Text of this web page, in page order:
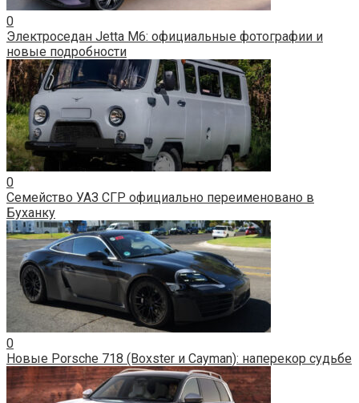
0
Электроседан Jetta M6: официальные фотографии и
новые подробности
0
Семейство УАЗ СГР официально переименовано в
Буханку
0
Новые Porsche 718 (Boxster и Cayman): наперекор судьбе